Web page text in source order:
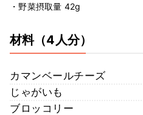
・野菜摂取量 42g
材料（4人分）
カマンベールチーズ
じゃがいも
ブロッコリー